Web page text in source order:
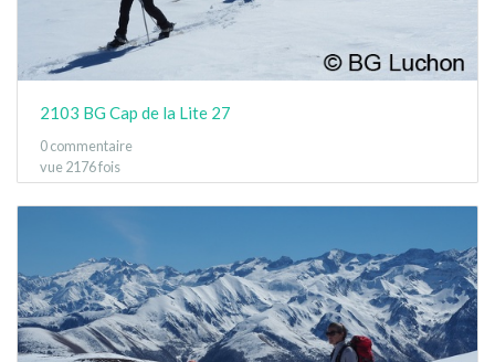
2103 BG Cap de la Lite 27
0 commentaire
vue 2176 fois